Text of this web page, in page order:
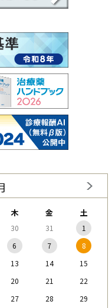
木 金 土
30 31
1
6 7
8
13 14
15
20 21
22
27 28
29